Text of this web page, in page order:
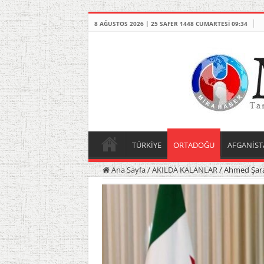
8 AĞUSTOS 2026 | 25 SAFER 1448 CUMARTESI 09:34
TÜRKİYE ORTADOĞU
Ana Sayfa/AKILDA KALANLAR/Ahmed